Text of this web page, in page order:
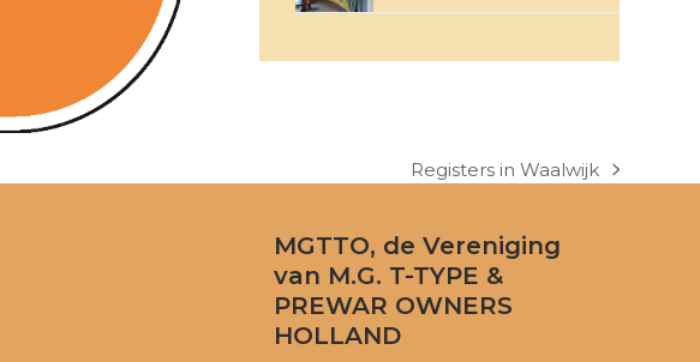
next
Registers in Waalwijk
MGTTO, de Vereniging
van M.G. T-TYPE &
PREWAR OWNERS
HOLLAND